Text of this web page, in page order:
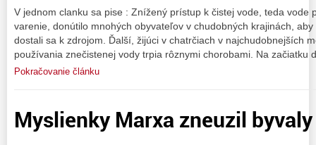
V jednom clanku sa pise : Znížený prístup k čistej vode, teda vode
varenie, donútilo mnohých obyvateľov v chudobných krajinách,
dostali sa k zdrojom. Ďalší, žijúci v chatrčiach v najchudobnejších
používania znečistenej vody trpia rôznymi chorobami. Na začiatku
Pokračovanie článku
Myslienky Marxa zneuzil